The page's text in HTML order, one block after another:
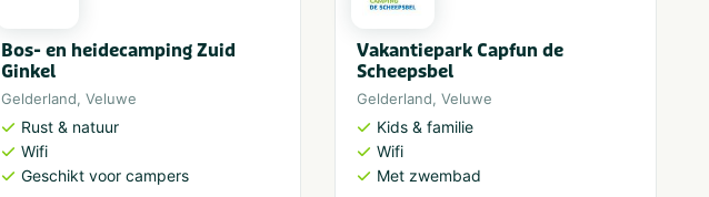
Bos- en heidecamping Zuid
Ginkel
Gelderland, Veluwe
Rust & natuur
Wifi
Geschikt voor campers
Vakantiepark Capfun de
Scheepsbel
Gelderland, Veluwe
Kids & familie
Wifi
Met zwembad